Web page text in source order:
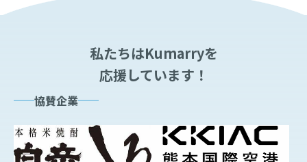
私たちはKumarryを
応援しています！
協賛企業